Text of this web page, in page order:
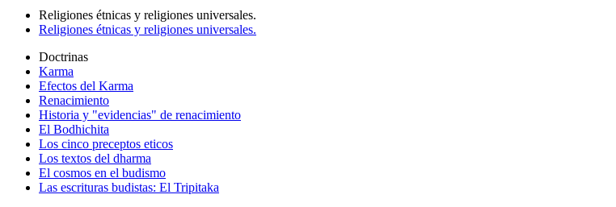
Religiones étnicas y religiones universales.
Religiones étnicas y religiones universales.
Doctrinas
Karma
Efectos del Karma
Renacimiento
Historia y "evidencias" de renacimiento
El Bodhichita
Los cinco preceptos eticos
Los textos del dharma
El cosmos en el budismo
Las escrituras budistas: El Tripitaka